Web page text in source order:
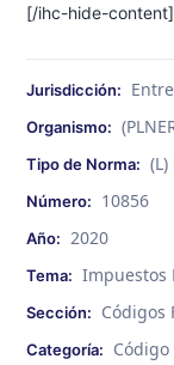
[/ihc-hide-content]
Jurisdicción:
Organismo:
Tipo de Norma: (L)
Número: 10856
Año: 2020
Tema: Impuestos
Sección: Códigos
Categoría: Código